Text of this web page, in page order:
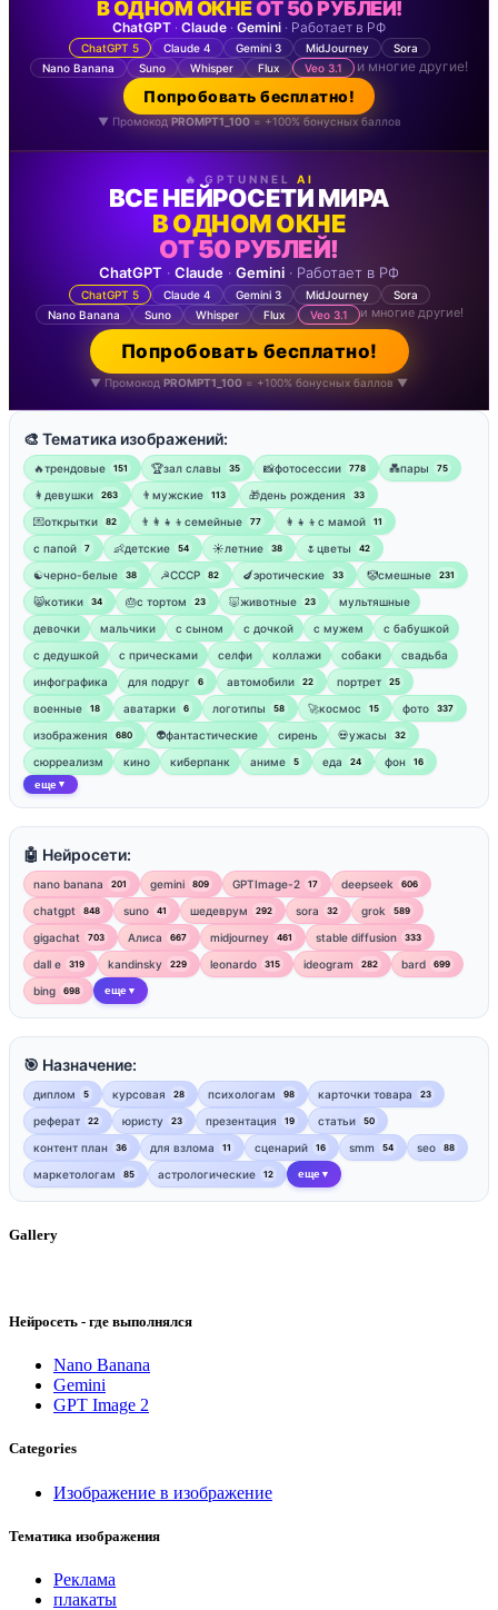
В ОДНОМ ОКНЕОТ 50 РУБЛЕЙ!
ChatGPT · Claude · Gemini · Работает в РФ
ChatGPT 5 Claude 4 Gemini 3 MidJourney
Sora
Nano Banana
Suno Whisper Flux Veo 3.1 и многие другие!
Попробовать бесплатно!
▼ Промокод PROMPT1_100= +100% бонусных баллов
🔥 GPTUNNEL AI
ВСЕ НЕЙРОСЕТИ МИРА
В ОДНОМ ОКНЕ
ОТ 50 РУБЛЕЙ!
ChatGPT · Claude · Gemini · Работает в РФ
ChatGPT 5 Claude 4 Gemini 3 MidJourney
Sora
Nano Banana
Suno Whisper Flux Veo 3.1 и многие другие!
Попробовать бесплатно!
▼ Промокод PROMPT1_100 = +100% бонусных баллов ▼
🎨 Тематика изображений:
🔥трендовые 151 🏆зал славы 35 📸фотосессии 778 💑пары 75
👩девушки 263 👨мужские 113 🎁день рождения 33
💌открытки 82 👨‍👩‍👧‍👦семейные 77 👩‍👧‍👦с мамой 11
‍с папой 7 👶детские 54 ☀️летние 38 🌷цветы 42
☯︎черно-белые 38 ☭СССР 82 🍆эротические 33 🤡смешные 231
😸котики 34 🎂с тортом 23 🐷животные 23
мультяшные
девочки
мальчики с сыном с дочкой с мужем
с бабушкой
с дедушкой
с прическами селфи коллажи собаки
свадьба
инфографика
для подруг 6 автомобили 22 портрет 25
военные 18 аватарки 6 логотипы 58 🚀космос 15 фото 337
изображения 680 👽фантастические сирень 💀ужасы 32
сюрреализм кино киберпанк аниме 5 еда 24 фон 16
еще ▼
🤖 Нейросети:
nano banana 201 gemini 809 GPTImage-2 17 deepseek 606
chatgpt 848 suno 41 шедеврум 292 sora 32 grok 589
gigachat 703 Алиса 667 midjourney 461 stable diffusion 333
dall e 319 kandinsky 229 leonardo 315 ideogram 282 bard 699
bing 698 еще ▼
🎯 Назначение:
диплом 5 курсовая 28 психологам 98 карточки товара 23
реферат 22 юристу 23 презентация 19 статьи 50
контент план 36 для взлома 11 сценарий 16 smm 54 seo 88
маркетологам 85 астрологические 12 еще ▼
Gallery
Нейросеть - где выполнялся
Nano Banana
Gemini
GPT Image 2
Categories
Изображение в изображение
Тематика изображения
Реклама
плакаты